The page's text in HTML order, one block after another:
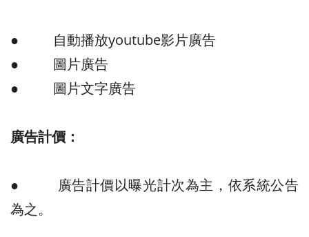
● 自動播放youtube影片廣告
● 圖片廣告
● 圖片文字廣告
廣告計價：
● 廣告計價以曝光計次為主，依系統公告
為之。